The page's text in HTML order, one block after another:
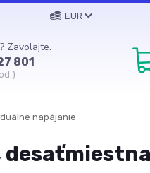
EUR
Zavolajte.
801
duálne napájanie